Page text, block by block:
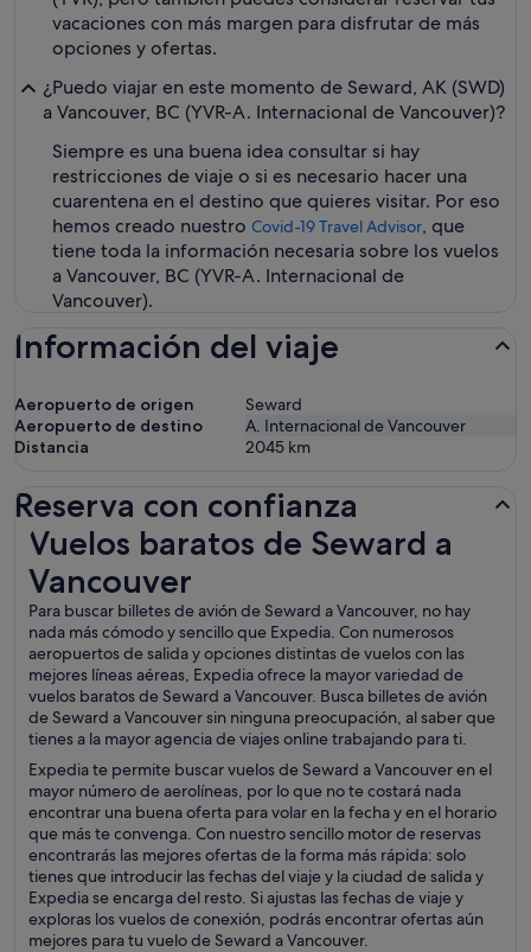
vacaciones con más margen para disfrutar de más
opciones y ofertas.
¿Puedo viajar en este momento de Seward, AK (SWD)
a Vancouver, BC (YVR-A. Internacional de Vancouver)?
Siempre es una buena idea consultar si hay
restricciones de viaje o si es necesario hacer una
cuarentena en el destino que quieres visitar. Por eso
hemos creado nuestro Covid-19 Travel Advisor, que
tiene toda la información necesaria sobre los vuelos
a Vancouver, BC (YVR-A. Internacional de
Vancouver).
Información del viaje
Aeropuerto de origen
Seward
Aeropuerto de destino
A. Internacional de Vancouver
Distancia
2045 km
Reserva con confianza
Vuelos baratos de Seward a
Vancouver
Para buscar billetes de avión de Seward a Vancouver, no hay
nada más cómodo y sencillo que Expedia. Con numerosos
aeropuertos de salida y opciones distintas de vuelos con las
mejores líneas aéreas, Expedia ofrece la mayor variedad de
vuelos baratos de Seward a Vancouver. Busca billetes de avión
de Seward a Vancouver sin ninguna preocupación, al saber que
tienes a la mayor agencia de viajes online trabajando para ti.
Expedia te permite buscar vuelos de Seward a Vancouver en el
mayor número de aerolíneas, por lo que no te costará nada
encontrar una buena oferta para volar en la fecha y en el horario
que más te convenga. Con nuestro sencillo motor de reservas
encontrarás las mejores ofertas de la forma más rápida: solo
tienes que introducir las fechas del viaje y la ciudad de salida y
Expedia se encarga del resto. Si ajustas las fechas de viaje y
exploras los vuelos de conexión, podrás encontrar ofertas aún
mejores para tu vuelo de Seward a Vancouver.
Vuelos baratos de Seward a Vancouver